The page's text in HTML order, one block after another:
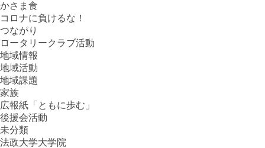
かさま食
コロナに負けるな！
つながり
ロータリークラブ活動
地域情報
地域活動
地域課題
家族
広報紙「ともに歩む」
後援会活動
未分類
法政大学大学院